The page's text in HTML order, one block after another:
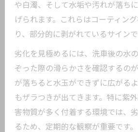
や白濁、そして水垢や汚れが落ち
げられます。これらはコーティン
り、部分的に剥がれているサインで
劣化を見極めるには、洗車後の水
ぞった際の滑らかさを確認するの
が落ちると水玉ができずに広がる
もザラつきが出てきます。特に紫
害物質が多く付着する環境では、
るため、定期的な観察が重要です。